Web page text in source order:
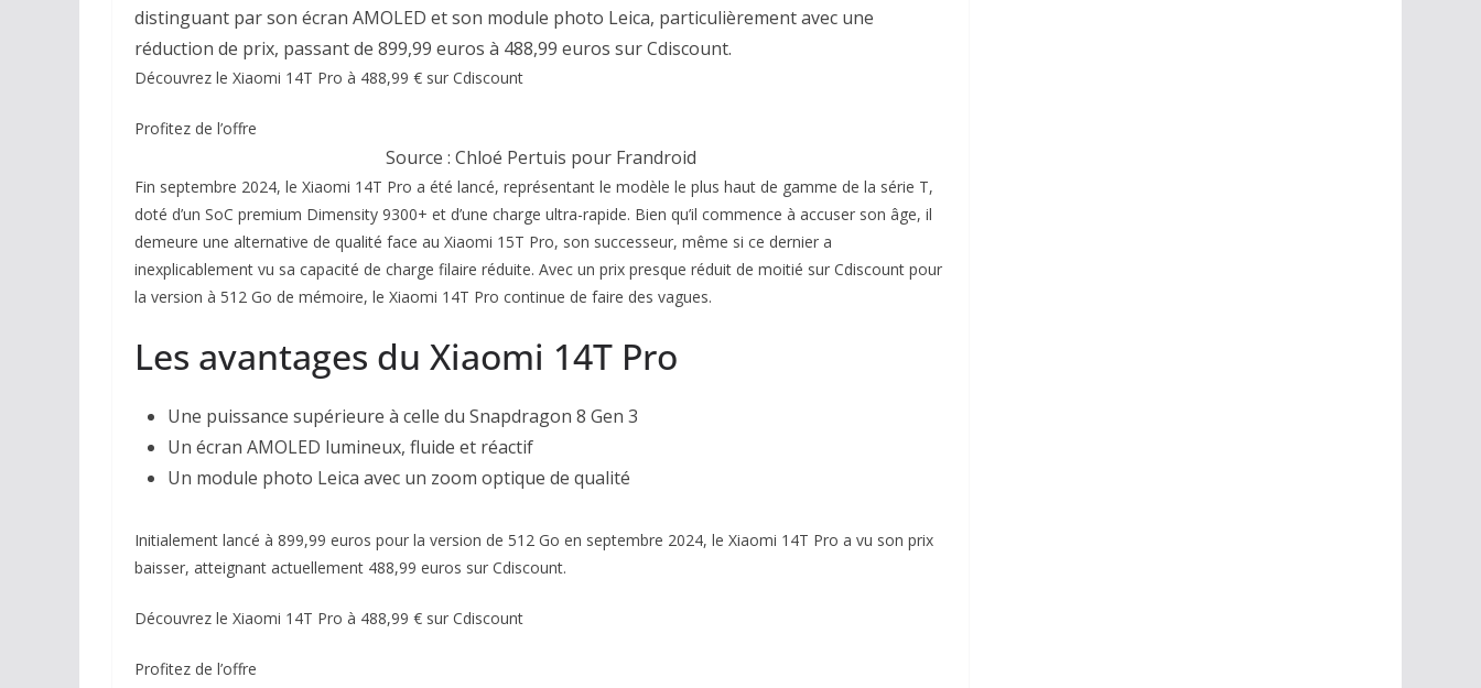
distinguant par son écran AMOLED et son module photo Leica, particulièrement avec une
réduction de prix, passant de 899,99 euros à 488,99 euros sur Cdiscount.
Découvrez le Xiaomi 14T Pro à 488,99 € sur Cdiscount
Profitez de l’offre
Source : Chloé Pertuis pour Frandroid
Fin septembre 2024, le Xiaomi 14T Pro a été lancé, représentant le modèle le plus haut de gamme de la série T,
doté d’un SoC premium Dimensity 9300+ et d’une charge ultra-rapide. Bien qu’il commence à accuser son âge, il
demeure une alternative de qualité face au Xiaomi 15T Pro, son successeur, même si ce dernier a
inexplicablement vu sa capacité de charge filaire réduite. Avec un prix presque réduit de moitié sur Cdiscount pour
la version à 512 Go de mémoire, le Xiaomi 14T Pro continue de faire des vagues.
Les avantages du Xiaomi 14T Pro
Une puissance supérieure à celle du Snapdragon 8 Gen 3
Un écran AMOLED lumineux, fluide et réactif
Un module photo Leica avec un zoom optique de qualité
Initialement lancé à 899,99 euros pour la version de 512 Go en septembre 2024, le Xiaomi 14T Pro a vu son prix
baisser, atteignant actuellement 488,99 euros sur Cdiscount.
Découvrez le Xiaomi 14T Pro à 488,99 € sur Cdiscount
Profitez de l’offre